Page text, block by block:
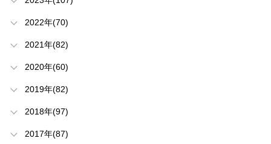
2022年(70)
2021年(82)
2020年(60)
2019年(82)
2018年(97)
2017年(87)